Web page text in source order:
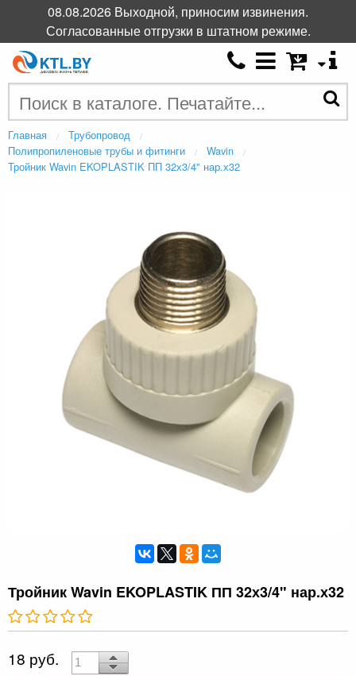
Главная
Трубопровод
Полипропиленовые трубы и фитинги
Wavin
Тройник Wavin EKOPLASTIK ПП 32х3/4" нар.х32
Тройник Wavin EKOPLASTIK ПП 32х3/4" нар.х32
18 руб.
08.08.2026 Выходной, приносим извинения.
Согласованные отгрузки в штатном режиме.